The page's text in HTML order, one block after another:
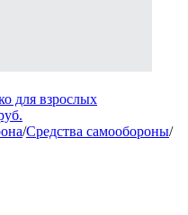
для взрослых
/Средства самообороны/